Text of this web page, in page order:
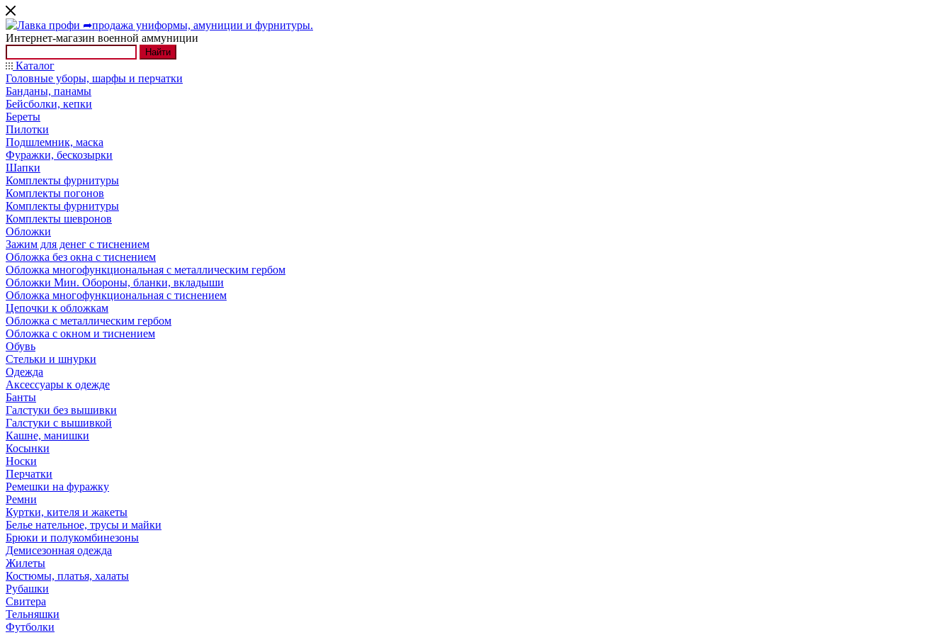
Интернет-магазин военной аммуниции
Найти
Каталог
Головные уборы, шарфы и перчатки
Банданы, панамы
Бейсболки, кепки
Береты
Пилотки
Подшлемник, маска
Фуражки, бескозырки
Шапки
Комплекты фурнитуры
Комплекты погонов
Комплекты фурнитуры
Комплекты шевронов
Обложки
Зажим для денег с тиснением
Обложка без окна с тиснением
Обложка многофункциональная с металлическим гербом
Обложки Мин. Обороны, бланки, вкладыши
Обложка многофункциональная с тиснением
Цепочки к обложкам
Обложка с металлическим гербом
Обложка с окном и тиснением
Обувь
Стельки и шнурки
Одежда
Аксессуары к одежде
Банты
Галстуки без вышивки
Галстуки с вышивкой
Кашне, манишки
Косынки
Носки
Перчатки
Ремешки на фуражку
Ремни
Куртки, кителя и жакеты
Белье нательное, трусы и майки
Брюки и полукомбинезоны
Демисезонная одежда
Жилеты
Костюмы, платья, халаты
Рубашки
Свитера
Тельняшки
Футболки